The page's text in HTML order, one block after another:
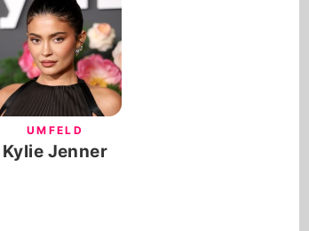
UMFELD
Kylie Jenner